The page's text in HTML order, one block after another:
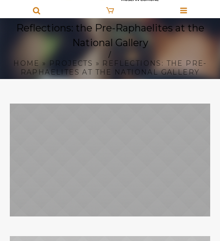
Reflections: the Pre-Raphaelites at the
National Gallery
/
HOME » PROJECTS » REFLECTIONS: THE PRE-
RAPHAELITES AT THE NATIONAL GALLERY